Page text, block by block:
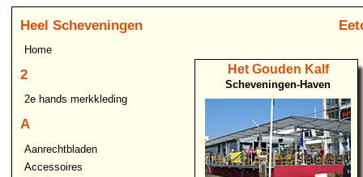
Heel Scheveningen
Home
2
2e hands merkkleding
A
Aanrechtbladen
Accessoires
Het Gouden Kalf
Scheveningen-Haven